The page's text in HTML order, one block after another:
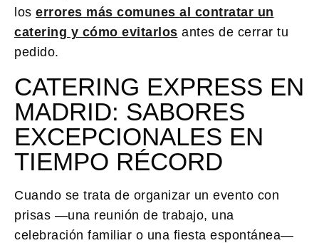
los errores más comunes al contratar un
catering y cómo evitarlos antes de cerrar tu
pedido.
CATERING EXPRESS EN
MADRID: SABORES
EXCEPCIONALES EN
TIEMPO RÉCORD
Cuando se trata de organizar un evento con
prisas —una reunión de trabajo, una
celebración familiar o una fiesta espontánea—